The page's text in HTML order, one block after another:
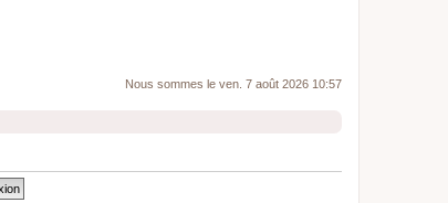
Nous sommes le ven. 7 août 2026 10:57